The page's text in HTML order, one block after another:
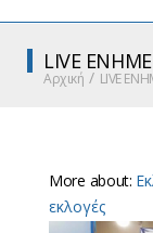
LIVE
Αρχική LIVE
More about:
εκλογές